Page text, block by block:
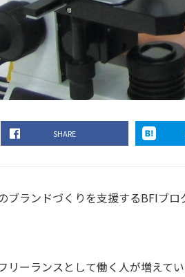
SHARE
ブランドづくりを支援するBFIブロ
ーランスとして働く人が増えてい